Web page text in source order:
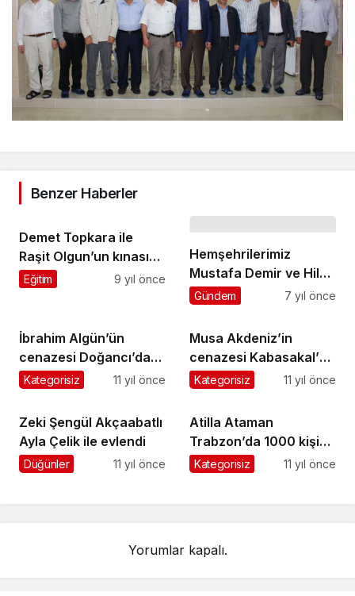
Benzer Haberler
Demet Topkara ile
Raşit Olgun’un kınası
yapıldı
Eğitim 9 yıl önce
Hemşehrilerimiz
Mustafa Demir ve Hilmi
Türkmen Belediye
Gündem 7 yıl önce
İbrahim Algün’ün
cenazesi Doğancı’da
toprağa verildi
Kategorisiz 11 yıl önce
Musa Akdeniz’in
cenazesi Kabasakal’da
toprağa verildi
Kategorisiz 11 yıl önce
Zeki Şengül Akçaabatlı
Ayla Çelik ile evlendi
Düğünler 11 yıl önce
Atilla Ataman
Trabzon’da 1000 kişiye
iftar verdi
Kategorisiz 11 yıl önce
Yorumlar kapalı.